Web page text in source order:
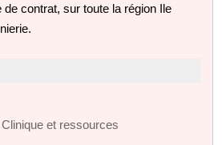
contrat, sur toute la région Ile
et ressources